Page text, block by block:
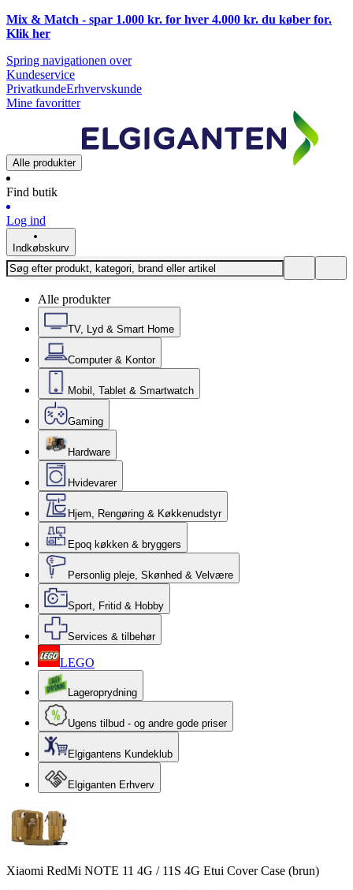
Mix & Match - spar 1.000 kr. for hver 4.000 kr. du køber for.
Klik her
Spring navigationen over
Kundeservice
PrivatkundeErhvervskunde
Mine favoritter
Alle produkter
Find butik
Log ind
Indkøbskurv
Alle produkter
TV, Lyd & Smart Home
Computer & Kontor
Mobil, Tablet & Smartwatch
Gaming
Hardware
Hvidevarer
Hjem, Rengøring & Køkkenudstyr
Epoq køkken & bryggers
Personlig pleje, Skønhed & Velvære
Sport, Fritid & Hobby
Services & tilbehør
LEGO
Lageroprydning
Ugens tilbud - og andre gode priser
Elgigantens Kundeklub
Elgiganten Erhverv
Xiaomi RedMi NOTE 11 4G / 11S 4G Etui Cover Case (brun)